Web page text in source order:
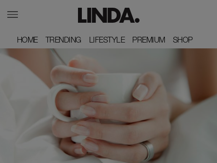
HOME
HOME TRENDING
TRENDING LIFESTYLE
LIFESTYLE PREMIUM
PREMIUM SHOP
SHOP